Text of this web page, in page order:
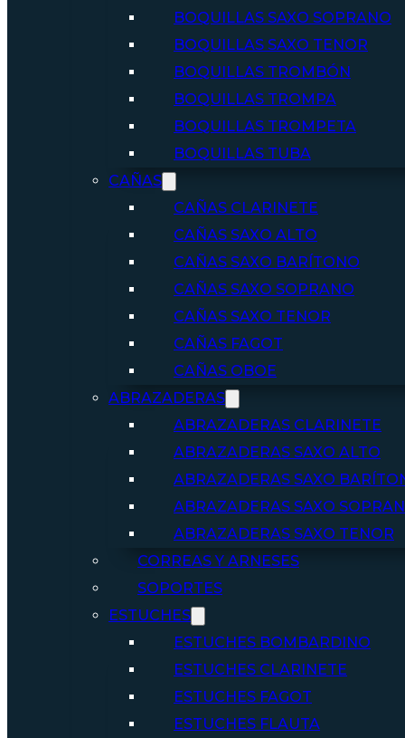
BOQUILLAS SAXO SOPRANO
BOQUILLAS SAXO TENOR
BOQUILLAS TROMBÓN
BOQUILLAS TROMPA
BOQUILLAS TROMPETA
BOQUILLAS TUBA
CAÑAS
CAÑAS CLARINETE
CAÑAS SAXO ALTO
CAÑAS SAXO BARÍTONO
CAÑAS SAXO SOPRANO
CAÑAS SAXO TENOR
CAÑAS FAGOT
CAÑAS OBOE
ABRAZADERAS
ABRAZADERAS CLARINETE
ABRAZADERAS SAXO ALTO
ABRAZADERAS SAXO
ABRAZADERAS SAXO
ABRAZADERAS SAXO TENOR
CORREAS Y ARNESES
SOPORTES
ESTUCHES
ESTUCHES BOMBARDINO
ESTUCHES CLARINETE
ESTUCHES FAGOT
ESTUCHES FLAUTA